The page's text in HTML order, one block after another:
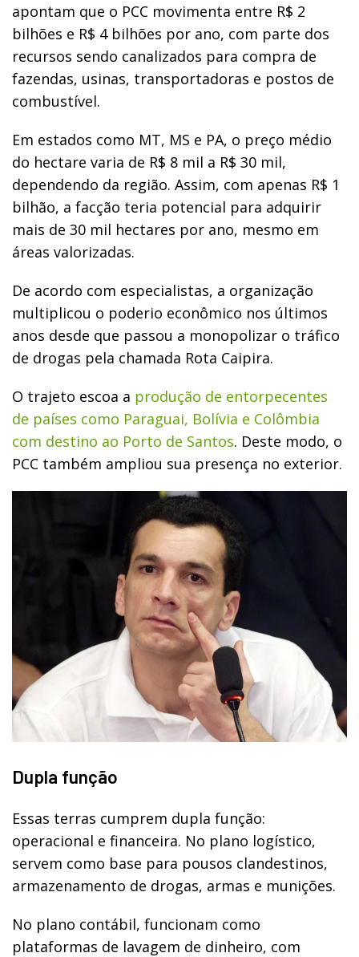
apontam que o PCC movimenta entre R$ 2
bilhões e R$ 4 bilhões por ano, com parte dos
recursos sendo canalizados para compra de
fazendas, usinas, transportadoras e postos de
combustível.
Em estados como MT, MS e PA, o preço médio
do hectare varia de R$ 8 mil a R$ 30 mil,
dependendo da região. Assim, com apenas R$ 1
bilhão, a facção teria potencial para adquirir
mais de 30 mil hectares por ano, mesmo em
áreas valorizadas.
De acordo com especialistas, a organização
multiplicou o poderio econômico nos últimos
anos desde que passou a monopolizar o tráfico
de drogas pela chamada Rota Caipira.
O trajeto escoa a produção de entorpecentes
de países como Paraguai, Bolívia e Colômbia
com destino ao Porto de Santos. Deste modo, o
PCC também ampliou sua presença no exterior.
Dupla função
Essas terras cumprem dupla função:
operacional e financeira. No plano logístico,
servem como base para pousos clandestinos,
armazenamento de drogas, armas e munições.
No plano contábil, funcionam como
plataformas de lavagem de dinheiro, com